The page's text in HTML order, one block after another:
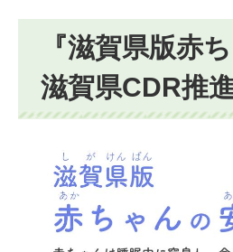
『滋賀県版赤
滋賀県CDR推